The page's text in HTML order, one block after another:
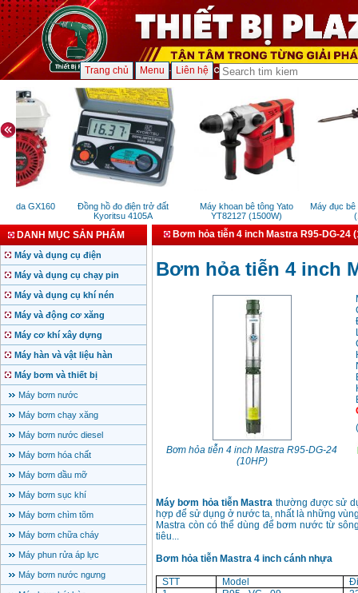
Trang chủ Menu Liên hệ
GX160
Đồng hồ đo điện trở đất
Kyoritsu 4105A
Máy khoan bê tông Yato
YT82127 (1500W)
Máy đục bê
DANH MỤC SẢN PHẨM
Máy và dụng cụ điện
Máy và dụng cụ chạy pin
Máy và dụng cụ khí nén
Máy và động cơ xăng
Máy cơ khí xây dựng
Máy hàn và vật liệu hàn
Máy bơm và thiết bị
Máy bơm nước
Máy bơm chạy xăng
Máy bơm nước diesel
Máy bơm hóa chất
Máy bơm dầu mỡ
Máy bơm sục khí
Máy bơm chìm tõm
Máy bơm chữa cháy
Máy phun rửa áp lực
Máy bơm nước ngưng
Bơm hỏa tiễn 4 inch Mastra R95-DG-24
Bơm hỏa tiễn 4 inch
Bơm hỏa tiễn 4 inch Mastra R95-DG-24
(10HP)
(
Máy bơm hỏa tiễn Mastra thường được sử
hợp để sử dụng ở nước ta, nhất là những
Mastra còn có thể dùng để bơm nước từ
tiêu...
Bơm hỏa tiễn Mastra 4 inch cánh nhựa
STT Model